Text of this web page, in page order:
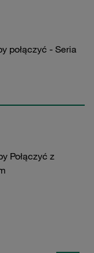
połączyć - Seria
Połączyć z